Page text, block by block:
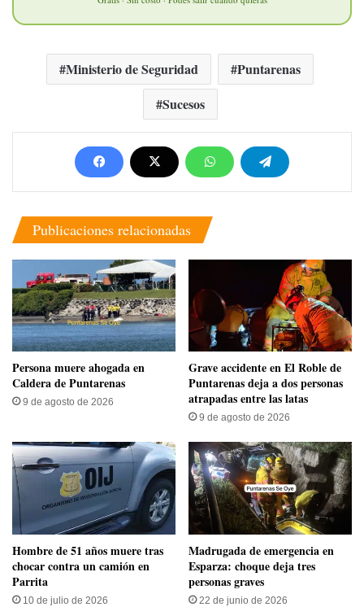
Ministerio de Seguridad
Puntarenas
Sucesos
Publicaciones relacionadas
Persona muere ahogada en
Caldera de Puntarenas
9 de agosto de 2026
Grave accidente en El Roble de
Puntarenas deja a dos personas
atrapadas entre las latas
9 de agosto de 2026
Hombre de 51 años muere tras
chocar contra un camión en
Parrita
10 de julio de 2026
Madrugada de emergencia en
Esparza: choque deja tres
personas graves
22 de junio de 2026